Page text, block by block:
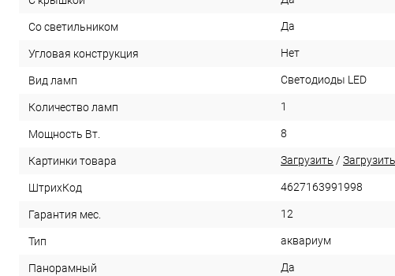
Со светильником Да
Угловая конструкция Нет
Вид ламп Светодиоды LED
Количество ламп 1
Мощность Вт. 8
Картинки товара Загрузить / Загрузить
ШтрихКод 4627163991998
Гарантия мес. 12
Тип аквариум
Панорамный Да